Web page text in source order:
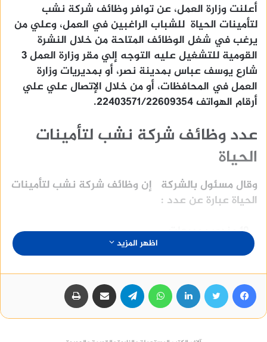
أعلنت وزارة العمل، عن توافر وظائف شركة نشب
لتأمينات الحياة للشباب الراغبين في العمل، وعلي من
يرغب في شغل الوظائف المتاحة من خلال النشرة
القومية للتشغيل عليه التوجه إلي مقر وزارة العمل 3
شارع يوسف عباس بمدينة نصر، أو بمديريات وزارة
العمل في المحافظات، أو من خلال الإتصال علي علي
أرقام الهواتف 22403571/22609354.
عدد وظائف شركة نشب لتأمينات
الحياة
وقال مسئول بالشركة إن وظائف شركة نشب لتأمينات
الحياة عبارة عن عدد :
_ 10 مندوب مبيعات
شروط وظائف شركة نشب لتأمينات
الحياة
اظهر المزيد